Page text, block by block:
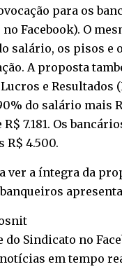
para os
Facebook). O
salário, os pisos e
A proposta
e Resultados
do salário mais
7.181. Os
R$ 4.500.
ver a íntegra da
do Sindicato no
em tempo